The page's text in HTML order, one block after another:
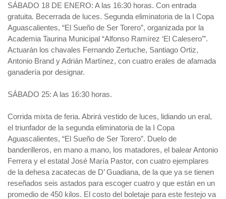
SÁBADO 18 DE ENERO: A las 16:30 horas. Con entrada
gratuita. Becerrada de luces. Segunda eliminatoria de la I Copa
Aguascalientes, “El Sueño de Ser Torero”, organizada por la
Academia Taurina Municipal “Alfonso Ramírez ‘El Calesero’”.
Actuarán los chavales Fernando Zertuche, Santiago Ortiz,
Antonio Brand y Adrián Martínez, con cuatro erales de afamada
ganadería por designar.
SÁBADO 25: A las 16:30 horas.
Corrida mixta de feria. Abrirá vestido de luces, lidiando un eral,
el triunfador de la segunda eliminatoria de la I Copa
Aguascalientes, “El Sueño de Ser Torero”. Duelo de
banderilleros, en mano a mano, los matadores, el balear Antonio
Ferrera y el estatal José María Pastor, con cuatro ejemplares
de la dehesa zacatecas de D’ Guadiana, de la que ya se tienen
reseñados seis astados para escoger cuatro y que están en un
promedio de 450 kilos. El costo del boletaje para este festejo va